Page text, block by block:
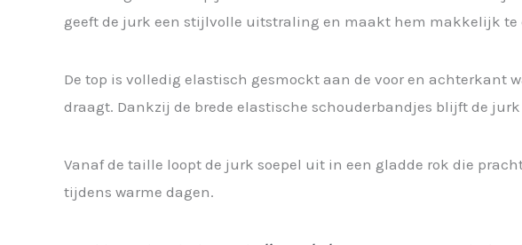
geeft de jurk een stijlvolle uitstraling en maakt hem makkelijk te
De top is volledig elastisch gesmockt aan de voor en
draagt. Dankzij de brede elastische schouderbandjes blijft de
Vanaf de taille loopt de jurk soepel uit in een gladde rok die
tijdens warme dagen.